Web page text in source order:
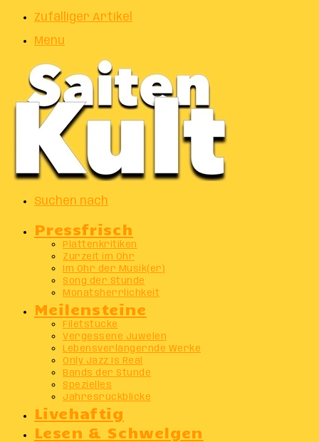
Zufälliger Artikel
Menu
Suchen nach
Pressfrisch
Plattenkritiken
Zurzeit im Ohr
Im Ohr der Musik(er)
Song der Stunde
Monatsherrlichkeit
Meilensteine
Filetstücke
Vergessene Juwelen
Lebensverlängernde Werke
Only Jazz Is Real
Bands der Stunde
Spezielles
Jahresrückblicke
Livehaftig
Lesen & Schwelgen